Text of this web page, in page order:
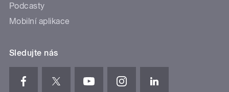
Podcasty
Mobilní aplikace
Sledujte nás